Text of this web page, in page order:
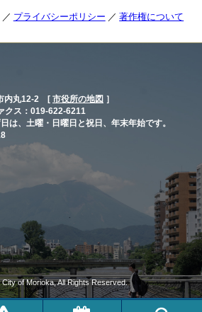
プライバシーポリシー 著作権について
内丸12-2 [ 市役所の地図 ］
ス：019-622-6211
は、土曜・日曜日と祝日、年末年始です。
of Morioka, All Rights Reserved.